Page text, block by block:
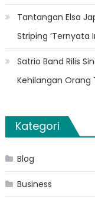
Tantangan Elsa
Striping ‘Ternyata
Satrio Band Rilis
Kehilangan Orang
Kategori
Blog
Business